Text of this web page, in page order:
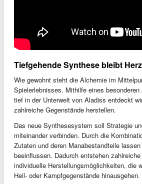
Tiefgehende Synthese bleibt
Wie gewohnt steht die Alchemie im
Spielerlebnisses. Mithilfe eines
tief in der Unterwelt von Aladiss entdeckt
zahlreiche Gegenstände herstellen.
Das neue Synthesesystem soll Strategie
miteinander verbinden. Durch die
Zutaten und deren Manabestandteile
beeinflussen. Dadurch entstehen
individuelle Herstellungsmöglichkeiten, die
Heil- oder Kampfgegenstände hinausgehen.